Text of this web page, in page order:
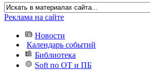
Реклама на сайте
Новости
Календарь событий
Библиотека
Soft по ОТ и ПБ